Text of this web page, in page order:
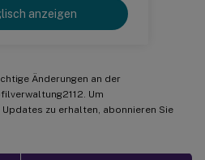
anzeigen
Änderungen an der
Um
zu erhalten, abonnieren Sie